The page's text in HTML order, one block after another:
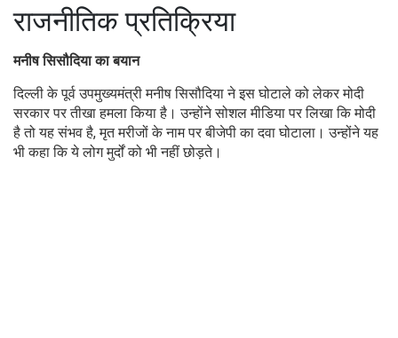
राजनीतिक प्रतिक्रिया
मनीष सिसौदिया का बयान
दिल्ली के पूर्व उपमुख्यमंत्री मनीष सिसौदिया ने इस घोटाले को लेकर मोदी
सरकार पर तीखा हमला किया है। उन्होंने सोशल मीडिया पर लिखा कि मोदी
है तो यह संभव है, मृत मरीजों के नाम पर बीजेपी का दवा घोटाला। उन्होंने यह
भी कहा कि ये लोग मुर्दों को भी नहीं छोड़ते।